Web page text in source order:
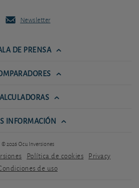
Newsletter
DE PRENSA
INFORMACIÓN
© 2026 Ocu Inversiones
Política de cookies Privacy
de uso